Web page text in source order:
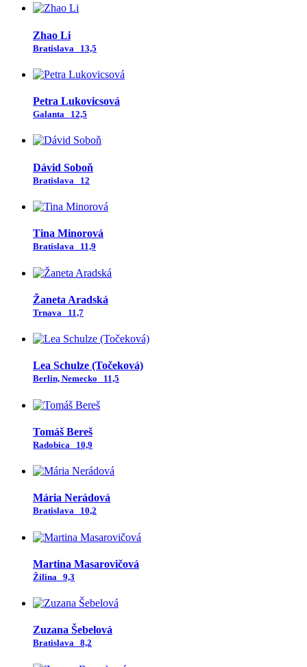
Zhao Li
Bratislava 13,5
Petra Lukovicsová
Galanta 12,5
Dávid Soboň
Bratislava 12
Tina Minorová
Bratislava 11,9
Žaneta Aradská
Trnava 11,7
Lea Schulze (Točeková)
Berlin, Nemecko 11,5
Tomáš Bereš
Radobica 10,9
Mária Nerádová
Bratislava 10,2
Martina Masarovičová
Žilina 9,3
Zuzana Šebelová
Bratislava 8,2